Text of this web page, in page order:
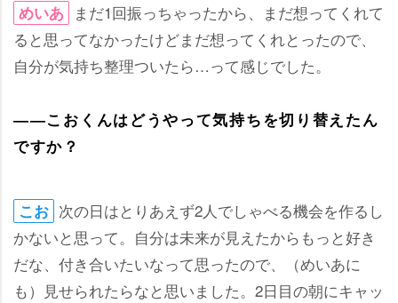
めいあ
まだ1回振っちゃったから、まだ想ってくれて
ると思ってなかったけどまだ想ってくれとったので、
自分が気持ち整理ついたら…って感じでした。
――こおくんはどうやって気持ちを切り替えたん
ですか？
こお 次の日はとりあえず2人でしゃべる機会を作るし
かないと思って。自分は未来が見えたからもっと好き
だな、付き合いたいなって思ったので、（めいあに
も）見せられたらなと思いました。2日目の朝にキャッ